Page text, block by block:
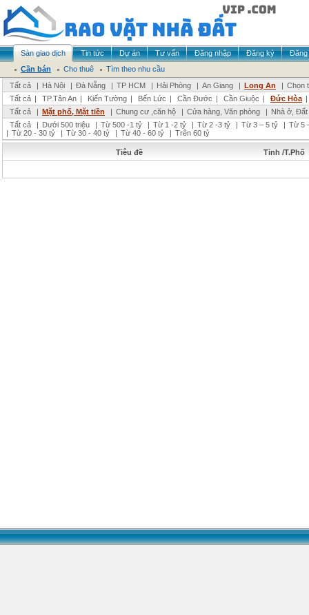
Sàn giao dịch Tin tức Dự án Tư vấn Đăng nhập Đăng ký
Đăng
Cần bán
Cho thuê
Tìm theo nhu cầu
Tất cả
| Hà Nội | Đà Nẵng | TP HCM | Hải Phòng | An Giang | Long An | Chọn
Tất cả | TP.Tân An | Kiến Tường | Bến Lức | Cần Đước | Cần Giuộc | Đức Hòa |
Tất cả
| Mặt phố, Mặt tiền | Chung cư ,căn hộ | Cửa hàng, Văn phòng | Nhà ở,
Tất cả
| Dưới 500 triệu | Từ 500 -1 tỷ | Từ 1 -2 tỷ | Từ 2 -3 tỷ | Từ 3 – 5 tỷ | Từ 5
| Từ 20 - 30 tỷ | Từ 30 - 40 tỷ | Từ 40 - 60 tỷ | Trên 60 tỷ
Tiêu đề Tỉnh /T.Phố